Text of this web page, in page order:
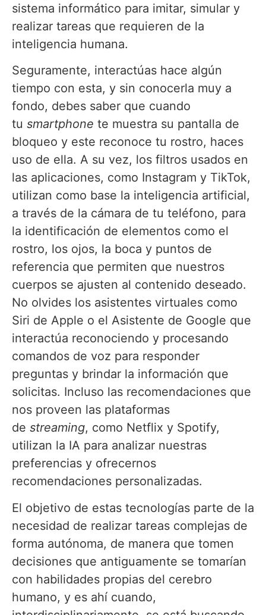
sistema informático para imitar, simular y
realizar tareas que requieren de la
inteligencia humana.
Seguramente, interactúas hace algún
tiempo con esta, y sin conocerla muy a
fondo, debes saber que cuando
tu smartphone te muestra su pantalla de
bloqueo y este reconoce tu rostro, haces
uso de ella. A su vez, los filtros usados en
las aplicaciones, como Instagram y TikTok,
utilizan como base la inteligencia artificial,
a través de la cámara de tu teléfono, para
la identificación de elementos como el
rostro, los ojos, la boca y puntos de
referencia que permiten que nuestros
cuerpos se ajusten al contenido deseado.
No olvides los asistentes virtuales como
Siri de Apple o el Asistente de Google que
interactúa reconociendo y procesando
comandos de voz para responder
preguntas y brindar la información que
solicitas. Incluso las recomendaciones que
nos proveen las plataformas
de streaming, como Netflix y Spotify,
utilizan la IA para analizar nuestras
preferencias y ofrecernos
recomendaciones personalizadas.
El objetivo de estas tecnologías parte de la
necesidad de realizar tareas complejas de
forma autónoma, de manera que tomen
decisiones que antiguamente se tomarían
con habilidades propias del cerebro
humano, y es ahí cuando,